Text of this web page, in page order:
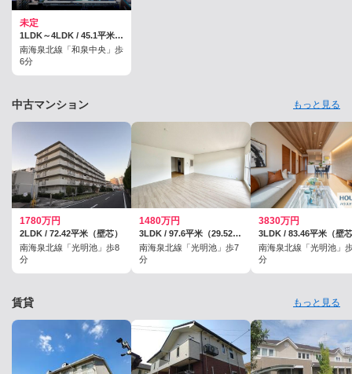
未定
1LDK～4LDK / 45.1平米～95.7平米
南海泉北線「和泉中央」歩
6分
中古マンション もっと見る
1780万円
2LDK / 72.42平米（壁芯）
南海泉北線「光明池」歩8
分
1480万円
3LDK / 97.6平米（29.52坪）（壁芯）
南海泉北線「光明池」歩7
分
3830万円
3LDK / 83.46平米（壁
南海泉北線「光明池」
分
賃貸 もっと見る